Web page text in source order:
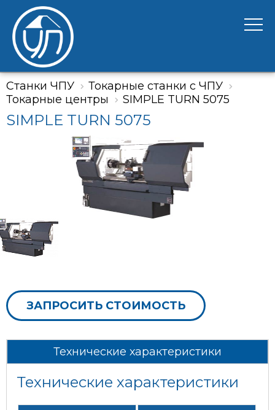
Станки ЧПУ
Токарные станки с ЧПУ
Токарные центры
SIMPLE TURN 5075
SIMPLE TURN 5075
ЗАПРОСИТЬ СТОИМОСТЬ
Технические характеристики
Технические характеристики